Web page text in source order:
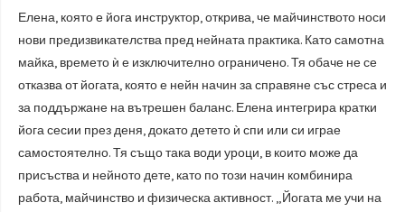
Елена, която е йога инструктор, открива, че майчинството носи
нови предизвикателства пред нейната практика. Като самотна
майка, времето ѝ е изключително ограничено. Тя обаче не се
отказва от йогата, която е нейн начин за справяне със стреса и
за поддържане на вътрешен баланс. Елена интегрира кратки
йога сесии през деня, докато детето ѝ спи или си играе
самостоятелно. Тя също така води уроци, в които може да
присъства и нейното дете, като по този начин комбинира
работа, майчинство и физическа активност. „Йогата ме учи на